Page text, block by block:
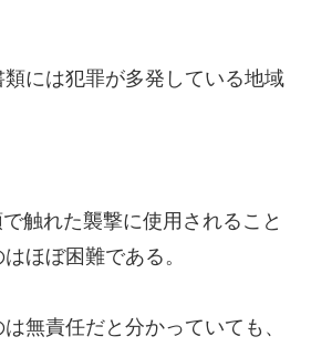
には犯罪が多発している地域
触れた襲撃に使用されること
ほぼ困難である。
無責任だと分かっていても、